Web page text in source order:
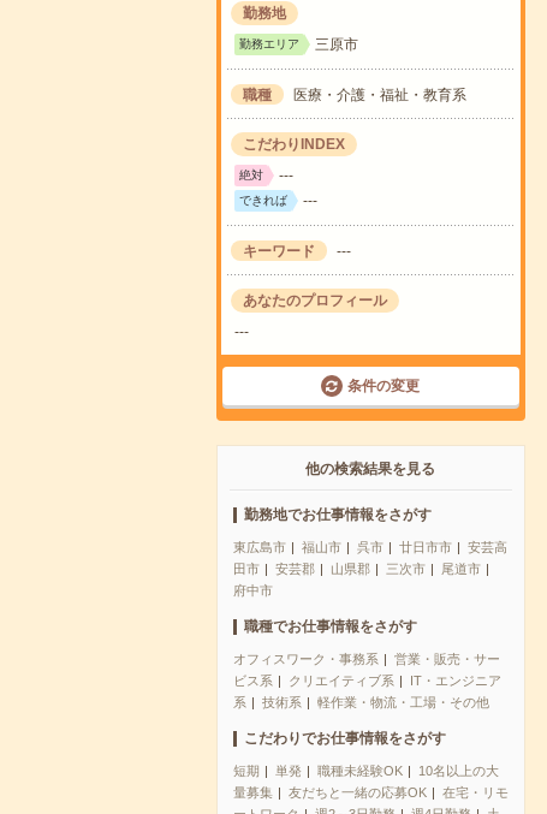
勤務地
勤務エリア 三原市
職種 医療・介護・福祉・教育系
こだわりINDEX
絶対 ---
できれば ---
キーワード ---
あなたのプロフィール
---
条件の変更
他の検索結果を見る
勤務地でお仕事情報をさがす
東広島市 福山市 呉市 廿日市市
安芸高
田市
安芸郡 山県郡 三次市
尾道市
府中市
職種でお仕事情報をさがす
オフィスワーク・事務系
営業・販売・サー
ビス系
クリエイティブ系
IT・エンジニア
系
技術系 軽作業・物流・工場・その他
こだわりでお仕事情報をさがす
短期 単発 職種未経験OK
10名以上の大
量募集
友だちと一緒の応募OK
在宅・リモ